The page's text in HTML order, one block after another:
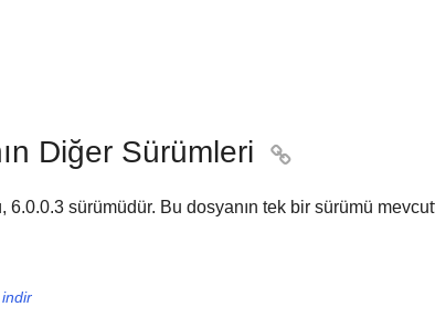
Diğer Sürümleri 
6.0.0.3 sürümüdür. Bu dosyanın tek bir sürümü